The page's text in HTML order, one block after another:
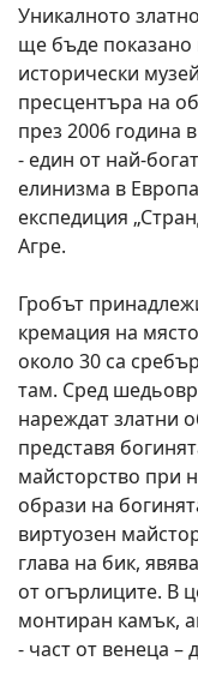
Уникалното
ще бъде
исторически
пресцентъра на
през 2006 година
- един от най-
елинизма в
експедиция
Агре.
Гробът
кремация на
около 30 са
там. Сред
нареждат златни
представя
майсторство при
образи на
виртуозен
глава на бик,
от огърлиците. В
монтиран камък,
- част от венеца –